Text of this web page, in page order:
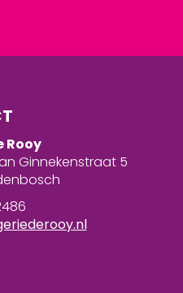
Rooy
Ginnekenstraat 5